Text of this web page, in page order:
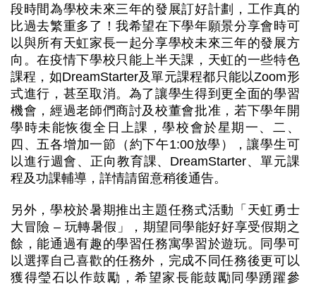
段時間為學校未來三年的發展訂好計劃，工作真的
比過去繁重多了！我希望在下學年願景分享會時可
以與所有天虹家長一起分享學校未來三年的發展方
向。在疫情下學校只能上半天課，天虹的一些特色
課程，如DreamStarter及單元課程都只能以Zoom形
式進行，甚至取消。為了讓學生得到更全面的學習
機會，經過老師們商討及校董會批准，若下學年開
學時未能恢復全日上課，學校會於星期一、二、
四、五各增加一節（約下午1:00放學），讓學生可
以進行週會、正向教育課、DreamStarter、單元課
程及功課輔導，詳情請留意稍後通告。
另外，學校於暑期推出主題任務式活動「天虹勇士
大冒險 – 玩轉暑假」，期望同學能好好享受假期之
餘，能通過有趣的學習任務寓學習於遊玩。同學可
以選擇自己喜歡的任務外，完成不同任務後更可以
獲得瑩石以作鼓勵，希望家長能鼓勵同學踴躍參